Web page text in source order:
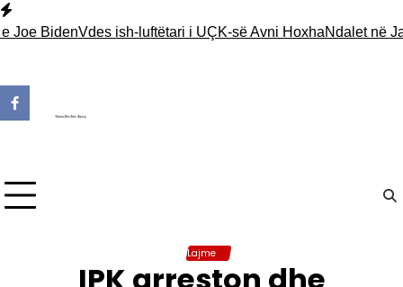
Skip
toBidenVdes ish-luftëtari i UÇK-së Avni HoxhaNdalet në
Lajme